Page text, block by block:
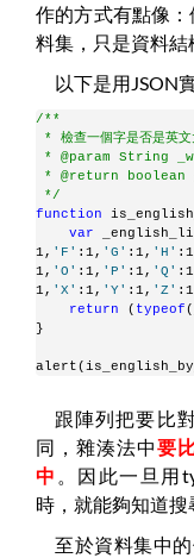
作的方式有點像
料集，只是資料結
以下是用JSON
/**
* 檢查一個字是否是英
* @param String
* @return boolean
*/
function
var
1, 'F' :1, 'G' :1, 'H'
1, 'O' :1, 'P' :1, 'Q'
1, 'X' :1, 'Y' :1, 'Z'
return ( typeof
}
跟陣列把要比
同，雜湊法中要
中 。因此一旦用
時，就能夠知道搜
至於資料集中